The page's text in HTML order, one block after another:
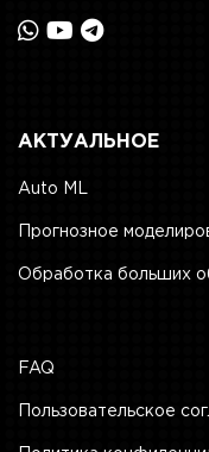
АКТУАЛЬНОЕ
Auto ML
Прогнозное
Обработка больших
FAQ
Пользовательское